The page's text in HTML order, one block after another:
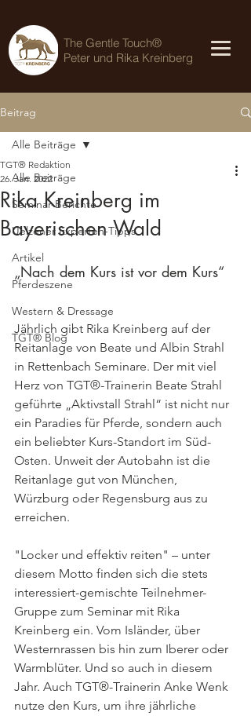
The Gentle Touch®
Peter und Rika Kreinberg
Beitrag
Alle Beiträge
Seminar-Berichte
Uelzener Experten-Tipps
Artikel
Pferdeszene
Western & Dressage
TGT® Blog
Alle Beiträge
Rika Kreinberg im
Bayerischen Wald
TGT® Redaktion
26. Jan. 2022
„Nach dem Kurs ist vor dem Kurs“
Jährlich gibt Rika Kreinberg auf der
Reitanlage von Beate und Albin Strahl
in Rettenbach Seminare. Der mit viel
Herz von TGT®-Trainerin Beate Strahl
geführte „Aktivstall Strahl“ ist nicht nur
ein Paradies für Pferde, sondern auch
ein beliebter Kurs-Standort im Süd-
Osten. Unweit der Autobahn ist die
Reitanlage gut von München,
Würzburg oder Regensburg aus zu
erreichen.
"Locker und effektiv reiten" – unter
diesem Motto finden sich die stets
interessiert-gemischte Teilnehmer-
Gruppe zum Seminar mit Rika
Kreinberg ein. Vom Isländer, über
Westernrassen bis hin zum Iberer oder
Warmblüter. Und so auch in diesem
Jahr. Auch TGT®-Trainerin Anke Wenk
nutze den Kurs, um ihre jährliche